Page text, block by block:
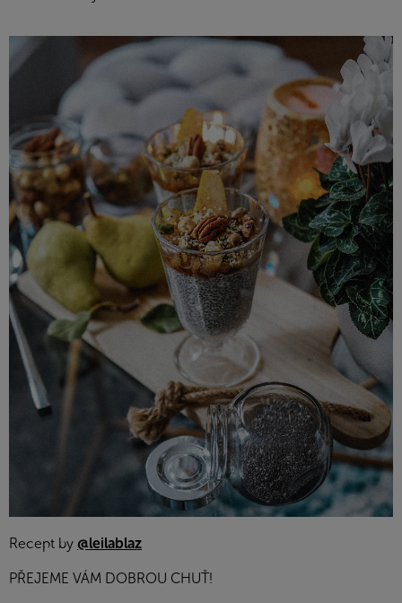
Recept by @leilablaz
PŘEJEME VÁM DOBROU CHUŤ!